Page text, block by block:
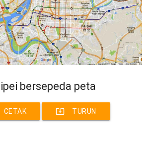
bersepeda peta
CETAK system_update_alt TURUN